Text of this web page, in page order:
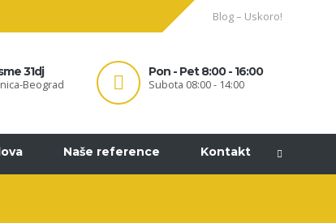
Blog – Uskoro!
31dj
Beograd
Pon - Pet 8:00 - 16:00
Subota 08:00 - 14:00
Naše reference Kontakt